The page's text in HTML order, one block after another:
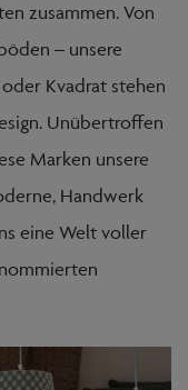
zusammen. Von
– unsere
Kvadrat stehen
Unübertroffen
Marken unsere
Handwerk
eine Welt voller